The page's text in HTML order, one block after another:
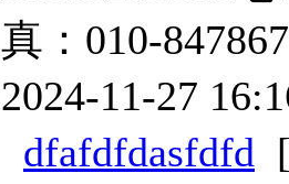
真：010-
2024-11-27
dfafdfdasfdfd